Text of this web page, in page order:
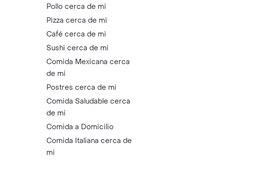
Pollo cerca de mi
Pizza cerca de mi
Café cerca de mi
Sushi cerca de mi
Comida Mexicana cerca
de mi
Postres cerca de mi
Comida Saludable cerca
de mi
Comida a Domicilio
Comida Italiana cerca de
mi